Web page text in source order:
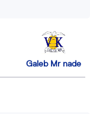
Galeb Mr nade